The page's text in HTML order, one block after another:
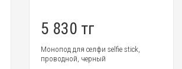
5 830 тг
Монопод для селфи selfie stick,
проводной, черный